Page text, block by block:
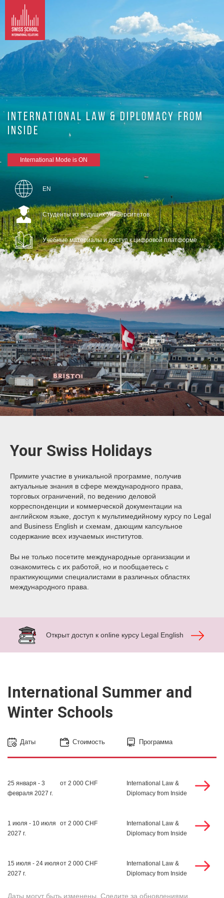
INTERNATIONAL LAW & DIPLOMACY FROM
INSIDE
International Mode is ON
EN
Студенты из ведущих Университетов
Учебные материалы и доступ к цифровой платформе
Your Swiss Holidays
Примите участие в уникальной программе, получив
актуальные знания в сфере международного права,
торговых ограничений, по ведению деловой
корреспонденции и коммерческой документации на
английском языке, доступ к мультимедийному курсу по Legal
and Business English и схемам, дающим капсульное
содержание всех изучаемых институтов.
Вы не только посетите международные организации и
ознакомитесь с их работой, но и пообщаетесь с
практикующими специалистами в различных областях
международного права.
Открыт доступ к online курсу Legal English
International Summer and
Winter Schools
Даты Стоимость Программа
25 января - 3
февраля 2027 г.
от 2 000 CHF
International Law &
Diplomacy from Inside
1 июля - 10 июля
2027 г.
от 2 000 CHF
International Law &
Diplomacy from Inside
15 июля - 24 июля
2027 г.
от 2 000 CHF
International Law &
Diplomacy from Inside
Даты могут быть изменены. Следите за обновлениями.